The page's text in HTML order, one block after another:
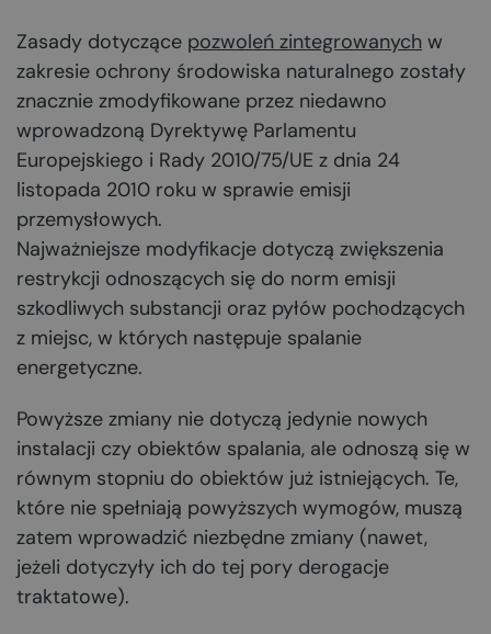
Zasady dotyczące pozwoleń zintegrowanych w
zakresie ochrony środowiska naturalnego zostały
znacznie zmodyfikowane przez niedawno
wprowadzoną Dyrektywę Parlamentu
Europejskiego i Rady 2010/75/UE z dnia 24
listopada 2010 roku w sprawie emisji
przemysłowych.
Najważniejsze modyfikacje dotyczą zwiększenia
restrykcji odnoszących się do norm emisji
szkodliwych substancji oraz pyłów pochodzących
z miejsc, w których następuje spalanie
energetyczne.
Powyższe zmiany nie dotyczą jedynie nowych
instalacji czy obiektów spalania, ale odnoszą się w
równym stopniu do obiektów już istniejących. Te,
które nie spełniają powyższych wymogów, muszą
zatem wprowadzić niezbędne zmiany (nawet,
jeżeli dotyczyły ich do tej pory derogacje
traktatowe).